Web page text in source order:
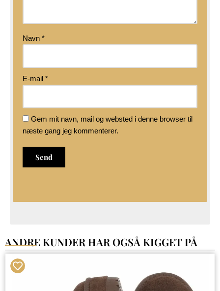
Navn *
E-mail *
Gem mit navn, mail og websted i denne browser til
næste gang jeg kommenterer.
ANDRE KUNDER HAR OGSÅ KIGGET PÅ